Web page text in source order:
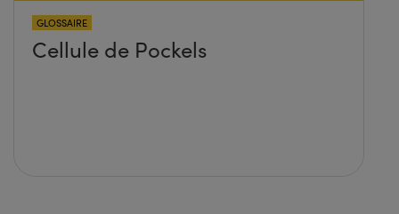
GLOSSAIRE
Cellule de Pockels